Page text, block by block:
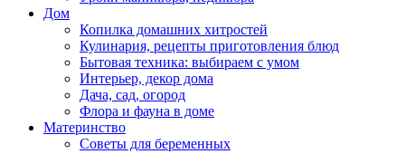
Дом
Копилка домашних хитростей
Кулинария, рецепты приготовления блюд
Бытовая техника: выбираем с умом
Интерьер, декор дома
Дача, сад, огород
Флора и фауна в доме
Материнство
Советы для беременных